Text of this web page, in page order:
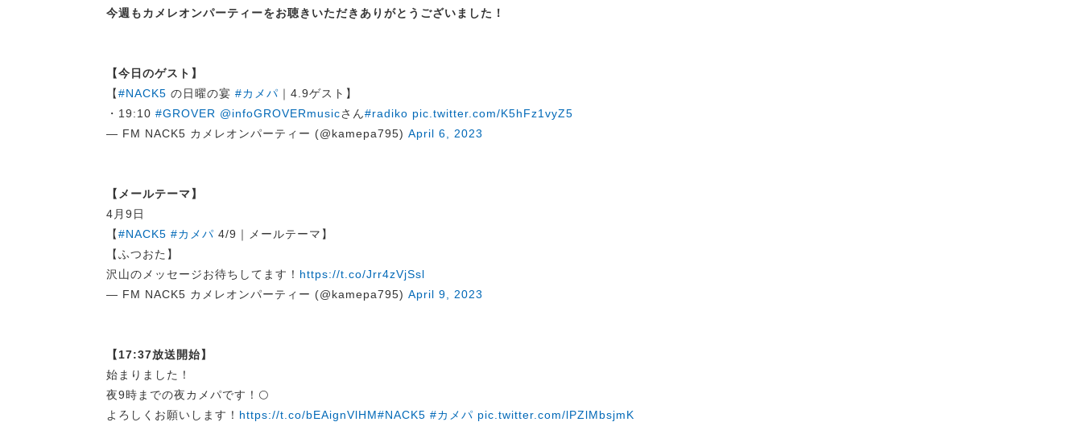
今週もカメレオンパーティーをお聴きいただきありがとうございました！
【今日のゲスト】
【#NACK5 の日曜の宴 #カメパ ｜4.9ゲスト】
・19:10 #GROVER @infoGROVERmusicさん#radiko pic.twitter.com/K5hFz1vyZ5
— FM NACK5 カメレオンパーティー (@kamepa795) April 6, 2023
【メールテーマ】
4月9日
【#NACK5 #カメパ 4/9｜メールテーマ】
【ふつおた】
沢山のメッセージお待ちしてます！ https://t.co/Jrr4zVjSsl
— FM NACK5 カメレオンパーティー (@kamepa795) April 9, 2023
【17:37放送開始】
始まりました！
夜9時までの夜カメパです！🌕
よろしくお願いします！ https://t.co/bEAignVlHM#NACK5 #カメパ pic.twitter.com/lPZlMbsjmK